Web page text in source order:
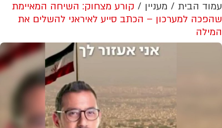
עמוד הבית מעניין
קורע מצחוק: השיחה המאיימת
שהפכה למערכון – הכתב סייע לאיראני להשלים את
המילה